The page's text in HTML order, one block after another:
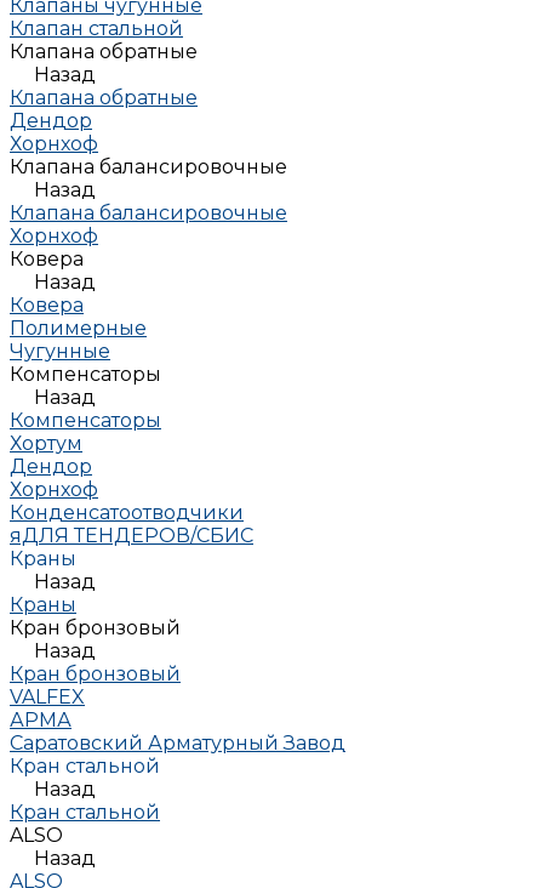
Клапаны чугунные
Клапан стальной
Клапана обратные
Назад
Клапана обратные
Дендор
Хорнхоф
Клапана балансировочные
Назад
Клапана балансировочные
Хорнхоф
Ковера
Назад
Ковера
Полимерные
Чугунные
Компенсаторы
Назад
Компенсаторы
Хортум
Дендор
Хорнхоф
Конденсатоотводчики
яДЛЯ ТЕНДЕРОВ/СБИС
Краны
Назад
Краны
Кран бронзовый
Назад
Кран бронзовый
VALFEX
АРМА
Саратовский Арматурный Завод
Кран стальной
Назад
Кран стальной
ALSO
Назад
ALSO